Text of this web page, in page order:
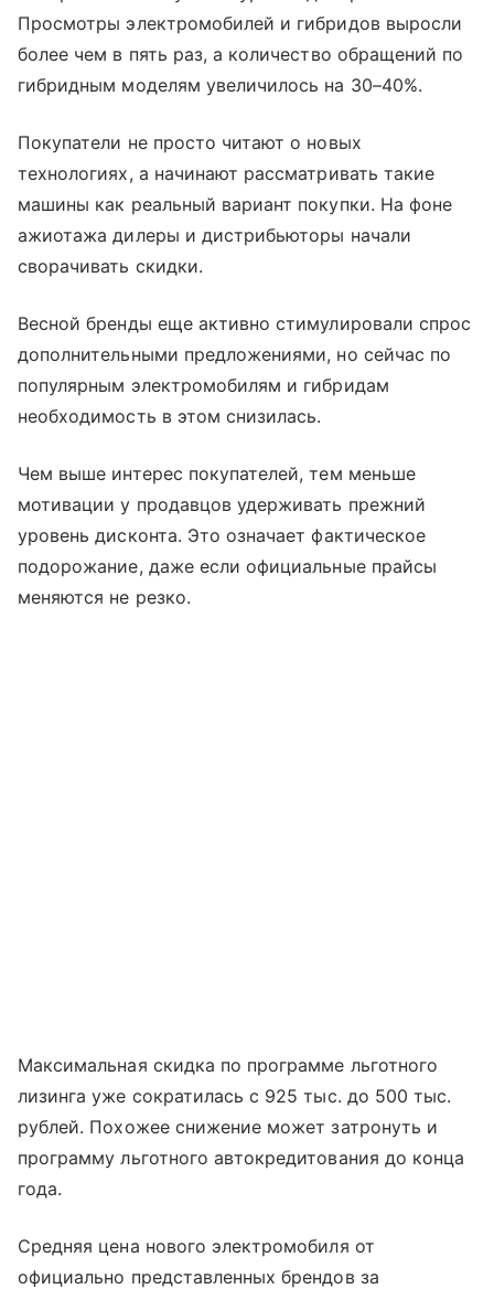
Просмотры электромобилей и гибридов выросли
более чем в пять раз, а количество обращений по
гибридным моделям увеличилось на 30–40%.
Покупатели не просто читают о новых
технологиях, а начинают рассматривать такие
машины как реальный вариант покупки. На фоне
ажиотажа дилеры и дистрибьюторы начали
сворачивать скидки.
Весной бренды еще активно стимулировали спрос
дополнительными предложениями, но сейчас по
популярным электромобилям и гибридам
необходимость в этом снизилась.
Чем выше интерес покупателей, тем меньше
мотивации у продавцов удерживать прежний
уровень дисконта. Это означает фактическое
подорожание, даже если официальные прайсы
меняются не резко.
Максимальная скидка по программе льготного
лизинга уже сократилась с 925 тыс. до 500 тыс.
рублей. Похожее снижение может затронуть и
программу льготного автокредитования до конца
года.
Средняя цена нового электромобиля от
официально представленных брендов за